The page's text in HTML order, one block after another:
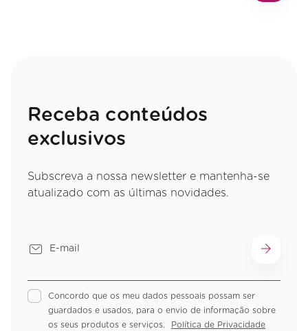
Receba conteúdos
exclusivos
Subscreva a nossa newsletter e mantenha-se
atualizado com as últimas novidades.
Concordo que os meu dados pessoais possam ser
guardados e usados, para o envio de informação sobre
os seus produtos e serviços.
Política de Privacidade